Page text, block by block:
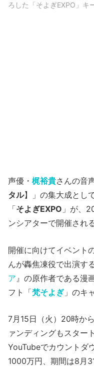
ろした「そよぎEXPO」キ
声優・ 梶裕貴さんの音
タル】」の集大成とし
「そよぎEXPO 」が、
ンシアターで開催される
開催に向けてイベント
んが轟焦凍役で出演す
ア 』の原作者である漫
フト「梵そよぎ 」のキ
7月15日（火）20時か
ァンディングもスター
YouTubeでカウントダ
1000万円、期間は8月